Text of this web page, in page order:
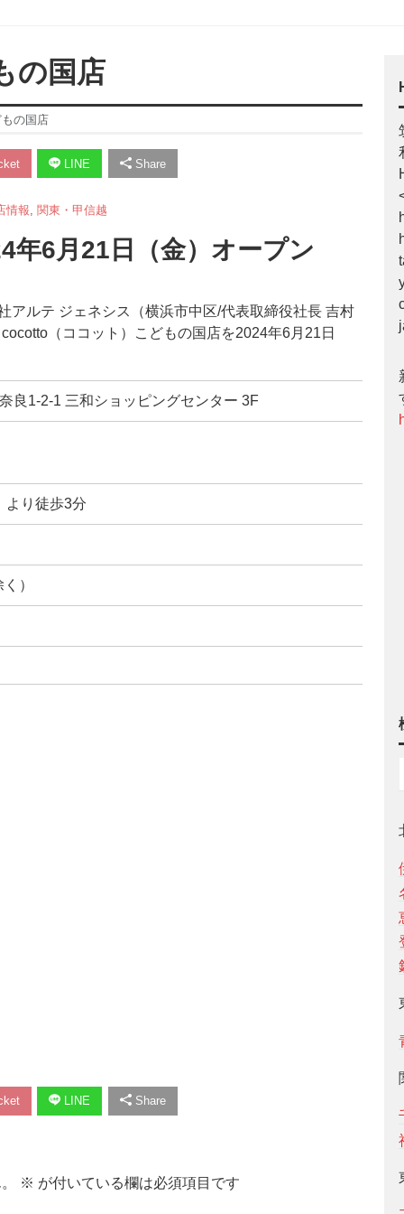
の国店
の国店
LINE Share
情報 関東・甲信越
年6月21日（金）オープン
ルテ ジェネシス（横浜市中区/代表取締役社長 吉村
（ココット）こどもの国店を2024年6月21日
良1-2-1 三和ショッピングセンター 3F
より徒歩3分
く）
LINE Share
※ が付いている欄は必須項目です